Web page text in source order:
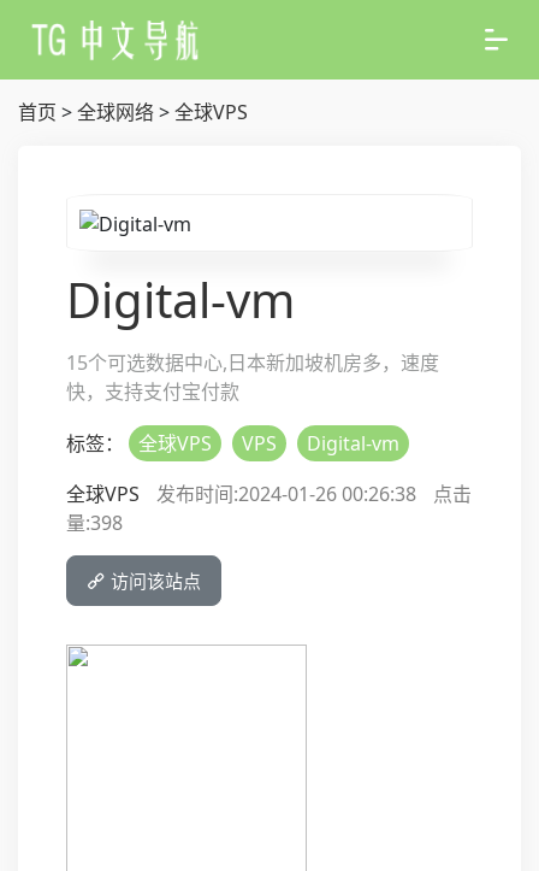
首页 >全球网络>全球VPS
Digital-vm
15个可选数据中心,日本新加坡机房多，速度
快，支持支付宝付款
标签：
全球VPS VPS
Digital-vm
全球VPS
发布时间:2024-01-26 00:26:38
点击
量:398
访问该站点